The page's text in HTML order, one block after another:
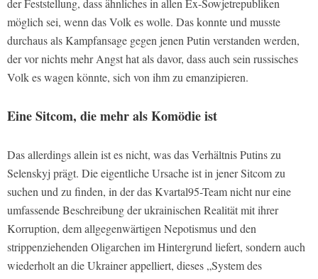
möglich sei, wenn das Volk es wolle. Das konnte und musste
durchaus als Kampfansage gegen jenen Putin verstanden werden,
der vor nichts mehr Angst hat als davor, dass auch sein russisches
Volk es wagen könnte, sich von ihm zu emanzipieren.
Eine Sitcom, die mehr als Komödie ist
Das allerdings allein ist es nicht, was das Verhältnis Putins zu
Selenskyj prägt. Die eigentliche Ursache ist in jener Sitcom zu
suchen und zu finden, in der das Kvartal95-Team nicht nur eine
umfassende Beschreibung der ukrainischen Realität mit ihrer
Korruption, dem allgegenwärtigen Nepotismus und den
strippenziehenden Oligarchen im Hintergrund liefert, sondern auch
wiederholt an die Ukrainer appelliert, dieses „System des